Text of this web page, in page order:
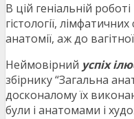
В цій геніальній
гістології,
анатомії, аж до
Неймовірний успіх
збірнику “Загальна
досконалому їх
були і анатомами і